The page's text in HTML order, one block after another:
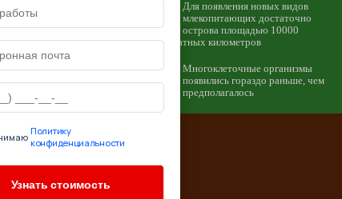
Для появления новых видов
млекопитающих достаточно
острова площадью 10000
квадратных километров
Многоклеточные организмы
появились гораздо раньше, чем
предполагалось
Политику
конфиденциальности